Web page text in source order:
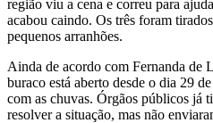
região viu a cena e correu para
acabou caindo. Os três foram
pequenos arranhões.
Ainda de acordo com Fernanda de
buraco está aberto desde o dia 29
com as chuvas. Órgãos públicos já
resolver a situação, mas não